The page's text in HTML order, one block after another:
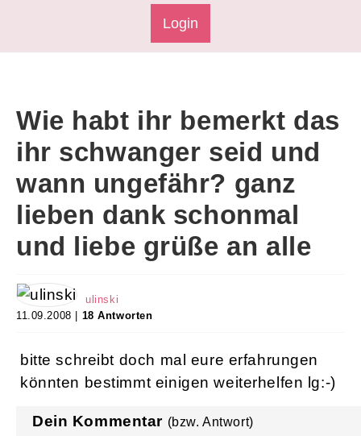
Login
Wie habt ihr bemerkt das
ihr schwanger seid und
wann ungefähr? ganz
lieben dank schonmal
und liebe grüße an alle
ulinski
11.09.2008 | 18 Antworten
bitte schreibt doch mal eure erfahrungen
könnten bestimmt einigen weiterhelfen lg:-)
Dein Kommentar (bzw. Antwort)